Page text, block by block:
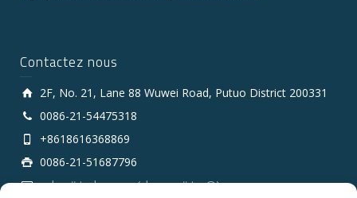
Contactez nous
2F, No. 21, Lane 88 Wuwei Road, Putuo District 200331
0086-21-54475318
+8618616368869
0086-21-51687796
sales # tarluz.com (change # to @)